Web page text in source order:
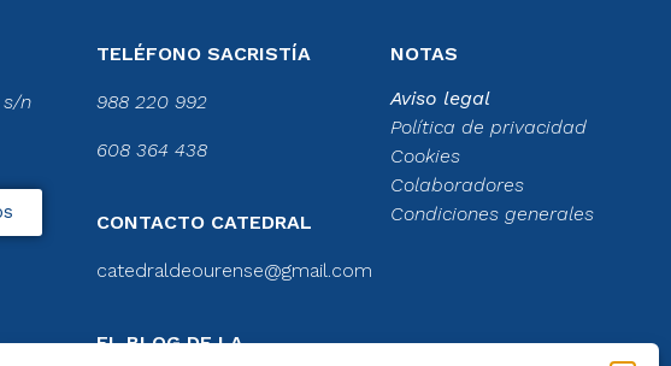
n
TELÉFONO SACRISTÍA
988 220 992
608 364 438
CONTACTO CATEDRAL
catedraldeourense@gmail.com
EL BLOG DE LA
NOTAS
Aviso legal
Política de privacidad
Cookies
Colaboradores
Condiciones generales